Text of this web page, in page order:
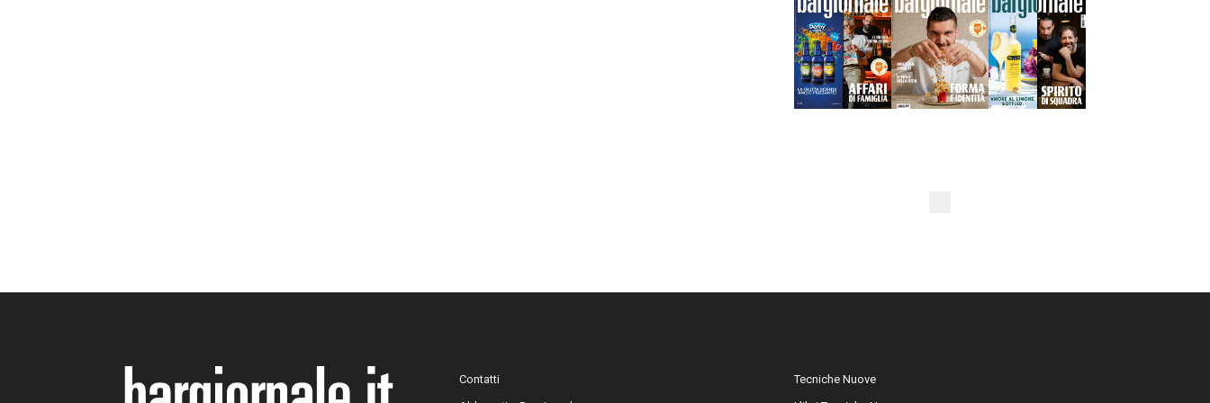
Contatti
Tecniche Nuove